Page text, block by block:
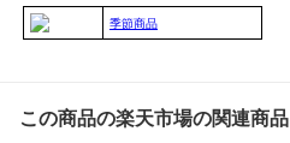
季節商品
この商品の楽天市場の関連商品